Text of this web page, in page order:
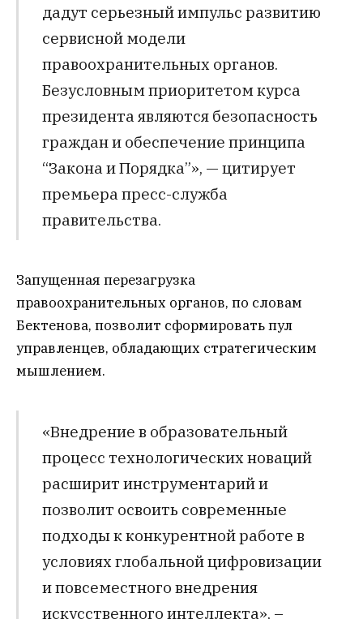
дадут серьезный импульс развитию
сервисной модели
правоохранительных органов.
Безусловным приоритетом курса
президента являются безопасность
граждан и обеспечение принципа
“Закона и Порядка”», — цитирует
премьера пресс-служба
правительства.
Запущенная перезагрузка
правоохранительных органов, по словам
Бектенова, позволит сформировать пул
управленцев, обладающих стратегическим
мышлением.
«Внедрение в образовательный
процесс технологических новаций
расширит инструментарий и
позволит освоить современные
подходы к конкурентной работе в
условиях глобальной цифровизации
и повсеместного внедрения
искусственного интеллекта», –